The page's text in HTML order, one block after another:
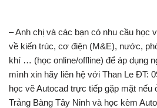
– Anh chị và các bạn có nhu cầu học
về kiến trúc, cơ điện (M&E), nước,
khí … (học online/offline) để áp dụng
mình xin hãy liên hệ với Than Le ĐT:
học vẽ Autocad trực tiếp gặp mặt
Trảng Bàng Tây Ninh và học kèm